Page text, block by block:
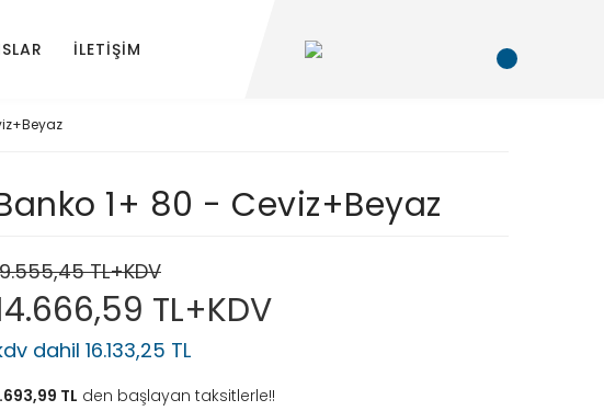
İLETİŞİM
1+ 80 - Ceviz+Beyaz
TL+KDV
TL+KDV
dahil 16.133,25 TL
TL den başlayan taksitlerle!!